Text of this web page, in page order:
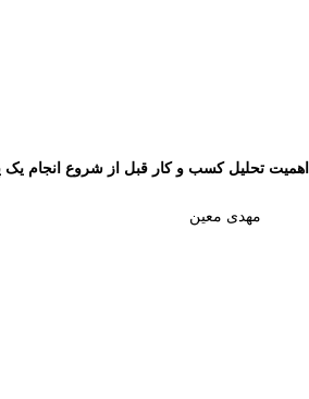
اهمیت تحلیل کسب و کار قبل از شروع انجام یک
مهدی معین